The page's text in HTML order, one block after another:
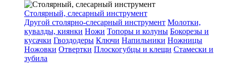
Столярный, слесарный инструмент
Другой столярно-слесарный инструмент Молотки,
кувалды, киянки Ножи Топоры и колуны Бокорезы и
кусачки Гвоздодеры Ключи Напильники Ножницы
Ножовки Отвертки Плоскогубцы и клещи Стамески и
зубила